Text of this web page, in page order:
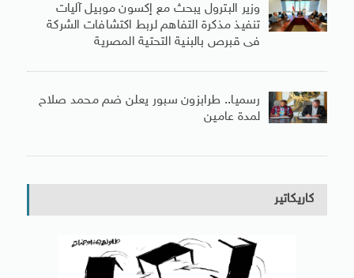
وزير البترول يبحث مع إكسون موبيل آليات
تنفيذ مذكرة التفاهم لربط اكتشافات الشركة
فى قبرص بالبنية التحتية المصرية
رسميا.. طرابزون سبور يعلن ضم محمد صلاح
لمدة عامين
كاريكاتير